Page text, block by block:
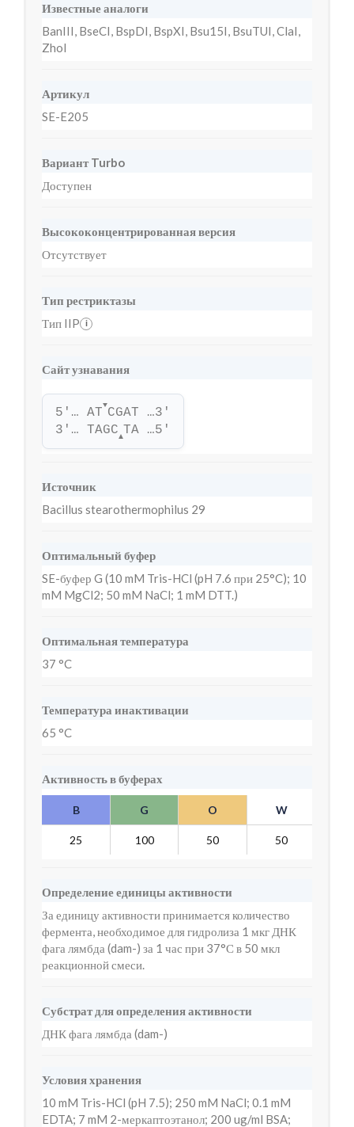
Известные аналоги
BanIII, BseCI, BspDI, BspXI, Bsu15I, BsuTUI, ClaI,
ZhoI
Артикул
SE-E205
Вариант Turbo
Доступен
Высококонцентрированная версия
Отсутствует
Тип рестриктазы
Тип IIP
i
Сайт узнавания
5'… AT
▼
CGAT …3'
3'… TAGC▲TA …5'
Источник
Bacillus stearothermophilus 29
Оптимальный буфер
SE-буфер G (10 mM Tris-HCl (pH 7.6 при 25°C); 10
mM MgCl2; 50 mM NaCl; 1 mM DTT.)
Оптимальная температура
37 °C
Температура инактивации
65 °C
Активность в буферах
B G O W
25 100 50 50
Определение единицы активности
За единицу активности принимается количество
фермента, необходимое для гидролиза 1 мкг ДНК
фага лямбда (dam-) за 1 час при 37°С в 50 мкл
реакционной смеси.
Субстрат для определения активности
ДНК фага лямбда (dam-)
Условия хранения
10 mM Tris-HCl (pH 7.5); 250 mM NaCl; 0.1 mM
EDTA; 7 mM 2-меркаптоэтанол; 200 ug/ml BSA;